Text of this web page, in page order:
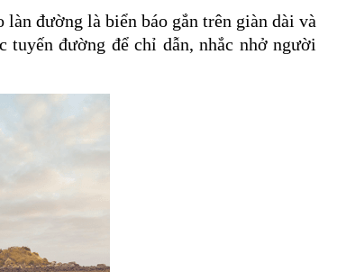
đường là biển báo gắn trên giàn dài và
tuyến đường để chỉ dẫn, nhắc nhở người